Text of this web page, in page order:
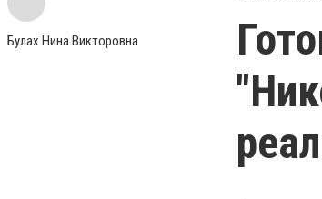
Булах Нина Викторовна